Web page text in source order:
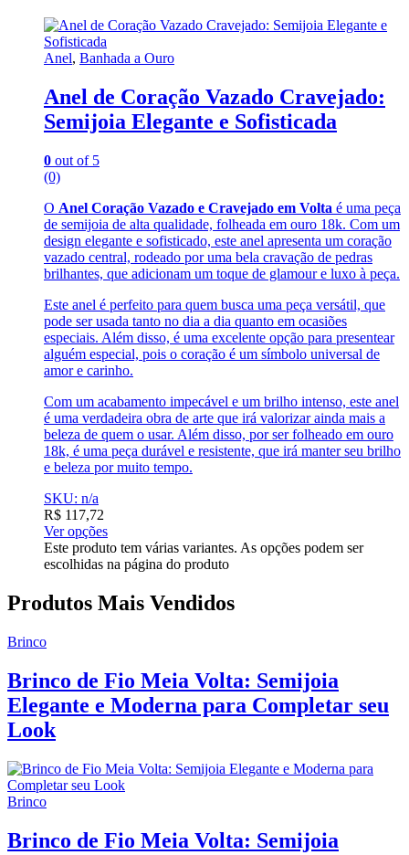
Anel, Banhada a Ouro
Anel de Coração Vazado Cravejado:
Semijoia Elegante e Sofisticada
0 out of 5
(0)
O Anel Coração Vazado e Cravejado em Volta é uma peça
de semijoia de alta qualidade, folheada em ouro 18k. Com um
design elegante e sofisticado, este anel apresenta um coração
vazado central, rodeado por uma bela cravação de pedras
brilhantes, que adicionam um toque de glamour e luxo à peça.
Este anel é perfeito para quem busca uma peça versátil, que
pode ser usada tanto no dia a dia quanto em ocasiões
especiais. Além disso, é uma excelente opção para presentear
alguém especial, pois o coração é um símbolo universal de
amor e carinho.
Com um acabamento impecável e um brilho intenso, este anel
é uma verdadeira obra de arte que irá valorizar ainda mais a
beleza de quem o usar. Além disso, por ser folheado em ouro
18k, é uma peça durável e resistente, que irá manter seu brilho
e beleza por muito tempo.
SKU: n/a
R$ 117,72
Ver opções
Este produto tem várias variantes. As opções podem ser
escolhidas na página do produto
Produtos Mais Vendidos
Brinco
Brinco de Fio Meia Volta: Semijoia
Elegante e Moderna para Completar seu
Look
Brinco
Brinco de Fio Meia Volta: Semijoia